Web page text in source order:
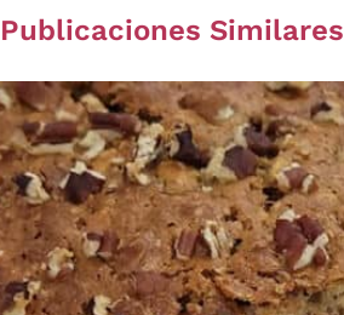
Publicaciones Similares